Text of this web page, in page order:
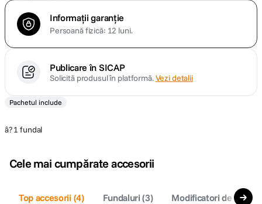
10. dji osmo pocket 4
Informații garanție
Persoană fizică: 12 luni.
Publicare în SICAP
Solicită produsul în platformă.Vezi detalii
Pachetul include
â? 1 fundal
Cele mai cumpărate accesorii
Top accesorii (4) Fundaluri (3) Modificatori de lumina